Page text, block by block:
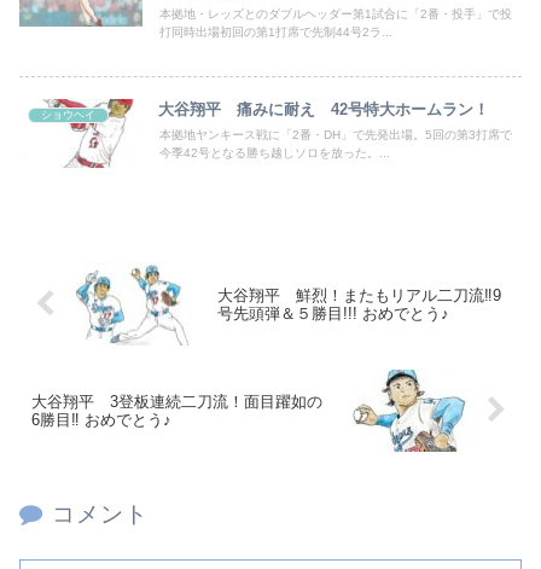
本拠地・レッズとのダブルヘッダー第1試合に「2番・投手」で投
打同時出場初回の第1打席で先制44号2ラ...
ショウヘイ 大谷翔平 痛みに耐え 42号特大ホームラン！
本拠地ヤンキース戦に「2番・DH」で先発出場。5回の第3打席で
今季42号となる勝ち越しソロを放った。...
大谷翔平 鮮烈！またもリアル二刀流‼9
号先頭弾＆５勝目!!! おめでとう♪
大谷翔平 3登板連続二刀流！面目躍如の
6勝目‼ おめでとう♪
コメント